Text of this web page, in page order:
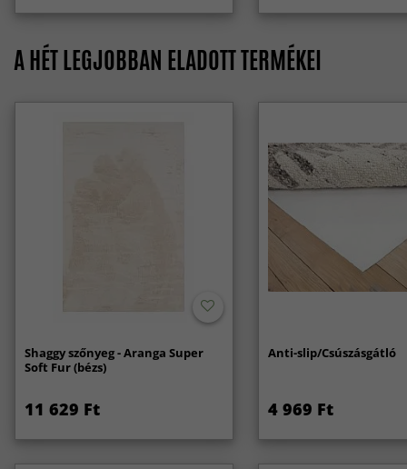
A HÉT LEGJOBBAN ELADOTT TERMÉKEI
Shaggy szőnyeg - Aranga Super
Soft Fur (bézs)
11 629 Ft
Anti-slip/Csúszásgátló
4 969 Ft